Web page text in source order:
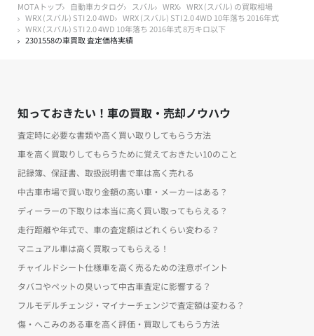
MOTAトップ
自動車カタログ スバル WRX
WRX (スバル) の買取相場
WRX (スバル) STI 2.0 4WD
WRX (スバル) STI 2.0 4WD 10年落ち 2016年式
WRX (スバル) STI 2.0 4WD 10年落ち 2016年式 8万キロ以下
2301558の車買取 査定価格実績
知っておきたい！車の買取・売却ノウハウ
査定時に必要な書類や高く買い取りしてもらう方法
車を高く買取りしてもらうために覚えておきたい10のこと
記録簿、保証書、取扱説明書で車は高く売れる
中古車市場で買い取り金額の高い車・メーカーはある？
ディーラーの下取りは本当に高く買い取ってもらえる？
走行距離や年式で、車の査定額はどれくらい変わる？
マニュアル車は高く買取ってもらえる！
チャイルドシート仕様車を高く売るための注意ポイント
タバコやペットの臭いって中古車査定に影響する？
フルモデルチェンジ・マイナーチェンジで査定額は変わる？
傷・へこみのある車を高く評価・買取してもらう方法